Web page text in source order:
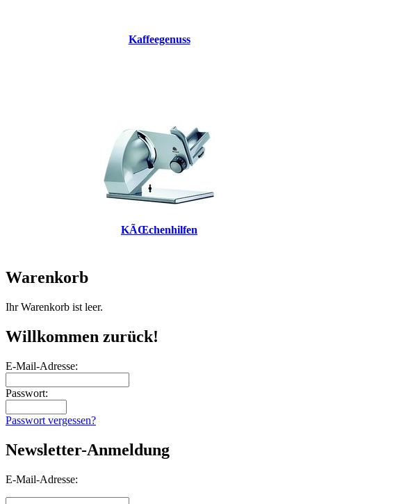
Kaffeegenuss
KÃŒchenhilfen
Warenkorb
Ihr Warenkorb ist leer.
Willkommen zurück!
E-Mail-Adresse:
Passwort:
Passwort vergessen?
Newsletter-Anmeldung
E-Mail-Adresse: